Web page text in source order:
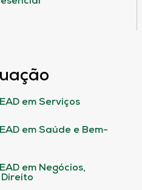
em Serviços
em Saúde e Bem-
em Negócios,